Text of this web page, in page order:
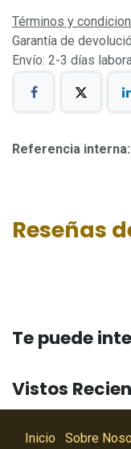
Términos y
Garantía de
Envío: 2-3 días
Referencia interna:
Reseñas
Te puede
Vistos
Inicio Sobre